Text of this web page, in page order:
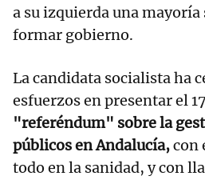
a su izquierda una
formar gobierno.
La candidata socialista ha
esfuerzos en presentar el
"referéndum" sobre la
públicos en Andalucía,con
todo en la sanidad, y con